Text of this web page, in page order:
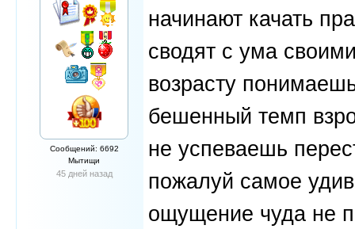
Сообщений: 6692
Мытищи
45 дней назад
начинают качать
сводят с ума
возрасту
бешенный темп
не успеваешь
пожалуй самое
ощущение чуда не